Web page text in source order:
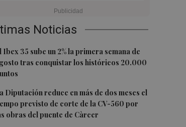
Noticias
Ibex 35 sube un 2% la primera semana de
tras conquistar los históricos 20.000
Diputación reduce en más de dos meses el
previsto de corte de la CV-560 por
obras del puente de Càrcer